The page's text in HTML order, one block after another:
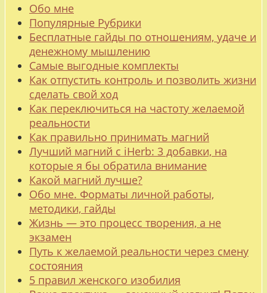
Обо мне
Популярные Рубрики
Бесплатные гайды по отношениям, удаче и
денежному мышлению
Самые выгодные комплекты
Как отпустить контроль и позволить жизни
сделать свой ход
Как переключиться на частоту желаемой
реальности
Как правильно принимать магний
Лучший магний с iHerb: 3 добавки, на
которые я бы обратила внимание
Какой магний лучше?
Обо мне. Форматы личной работы,
методики, гайды
Жизнь — это процесс творения, а не
экзамен
Путь к желаемой реальности через смену
состояния
5 правил женского изобилия